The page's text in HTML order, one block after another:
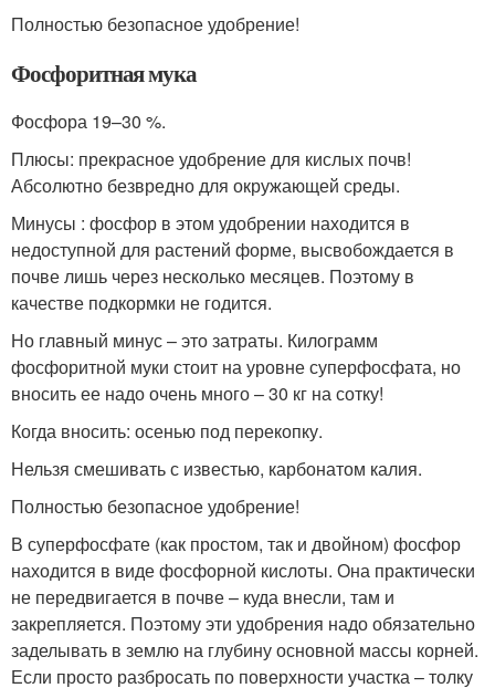
Полностью безопасное удобрение!
Фосфоритная мука
Фосфора 19–30 %.
Плюсы: прекрасное удобрение для кислых почв!
Абсолютно безвредно для окружающей среды.
Минусы : фосфор в этом удобрении находится в
недоступной для растений форме, высвобождается в
почве лишь через несколько месяцев. Поэтому в
качестве подкормки не годится.
Но главный минус – это затраты. Килограмм
фосфоритной муки стоит на уровне суперфосфата, но
вносить ее надо очень много – 30 кг на сотку!
Когда вносить: осенью под перекопку.
Нельзя смешивать с известью, карбонатом калия.
Полностью безопасное удобрение!
В суперфосфате (как простом, так и двойном) фосфор
находится в виде фосфорной кислоты. Она практически
не передвигается в почве – куда внесли, там и
закрепляется. Поэтому эти удобрения надо обязательно
заделывать в землю на глубину основной массы корней.
Если просто разбросать по поверхности участка – толку